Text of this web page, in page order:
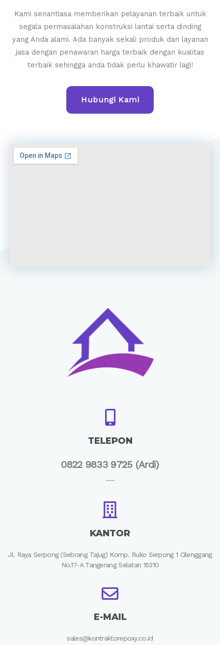
Kami senantiasa memberikan pelayanan terbaik untuk
segala permasalahan konstruksi lantai serta dinding
yang Anda alami. Ada banyak sekali produk dan layanan
jasa dengan penawaran harga terbaik dengan kualitas
terbaik sehingga anda tidak perlu khawatir lagi!
Hubungi Kami
TELEPON
0822 9833 9725 (Ardi)
---
KANTOR
Jl. Raya Serpong (Sebrang Tajug) Komp. Ruko Serpong 1 Cilenggang
No.17-A Tangerang Selatan 15310
E-MAIL
sales@kontraktorepoxy.co.id